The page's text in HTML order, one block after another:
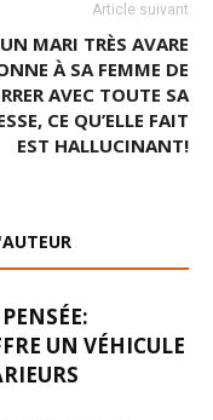
Article suivant
UN MARI TRÈS AVARE
À SA FEMME DE
AVEC TOUTE SA
CE QU’ELLE FAIT
EST HALLUCINANT!
UN VÉHICULE